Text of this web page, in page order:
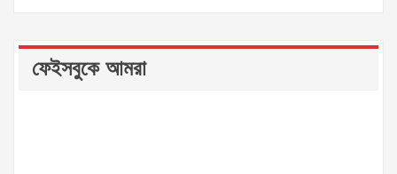
ফেইসবুকে আমরা